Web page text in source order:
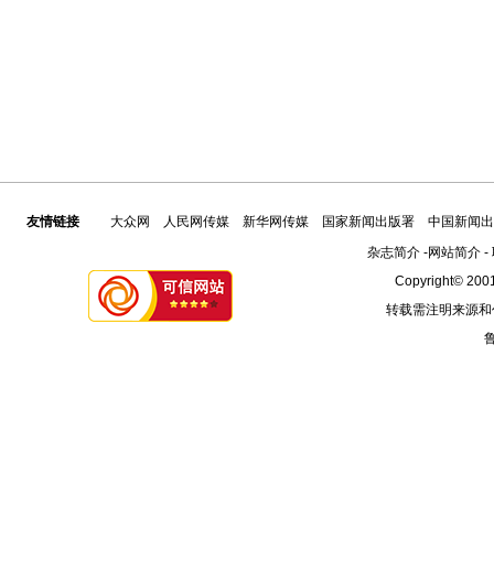
友情链接 大众网 人民网传媒 新华网传媒 国家新闻出版署
中国新闻
杂志简介-网站简介-
Copyright©
转载需注明来源